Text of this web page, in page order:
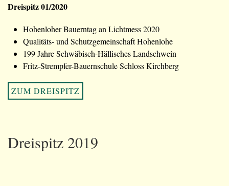
Dreispitz 01/2020
Hohenloher Bauerntag an Lichtmess 2020
Qualitäts- und Schutzgemeinschaft Hohenlohe
199 Jahre Schwäbisch-Hällisches Landschwein
Fritz-Strempfer-Bauernschule Schloss Kirchberg
ZUM DREISPITZ
Dreispitz 2019